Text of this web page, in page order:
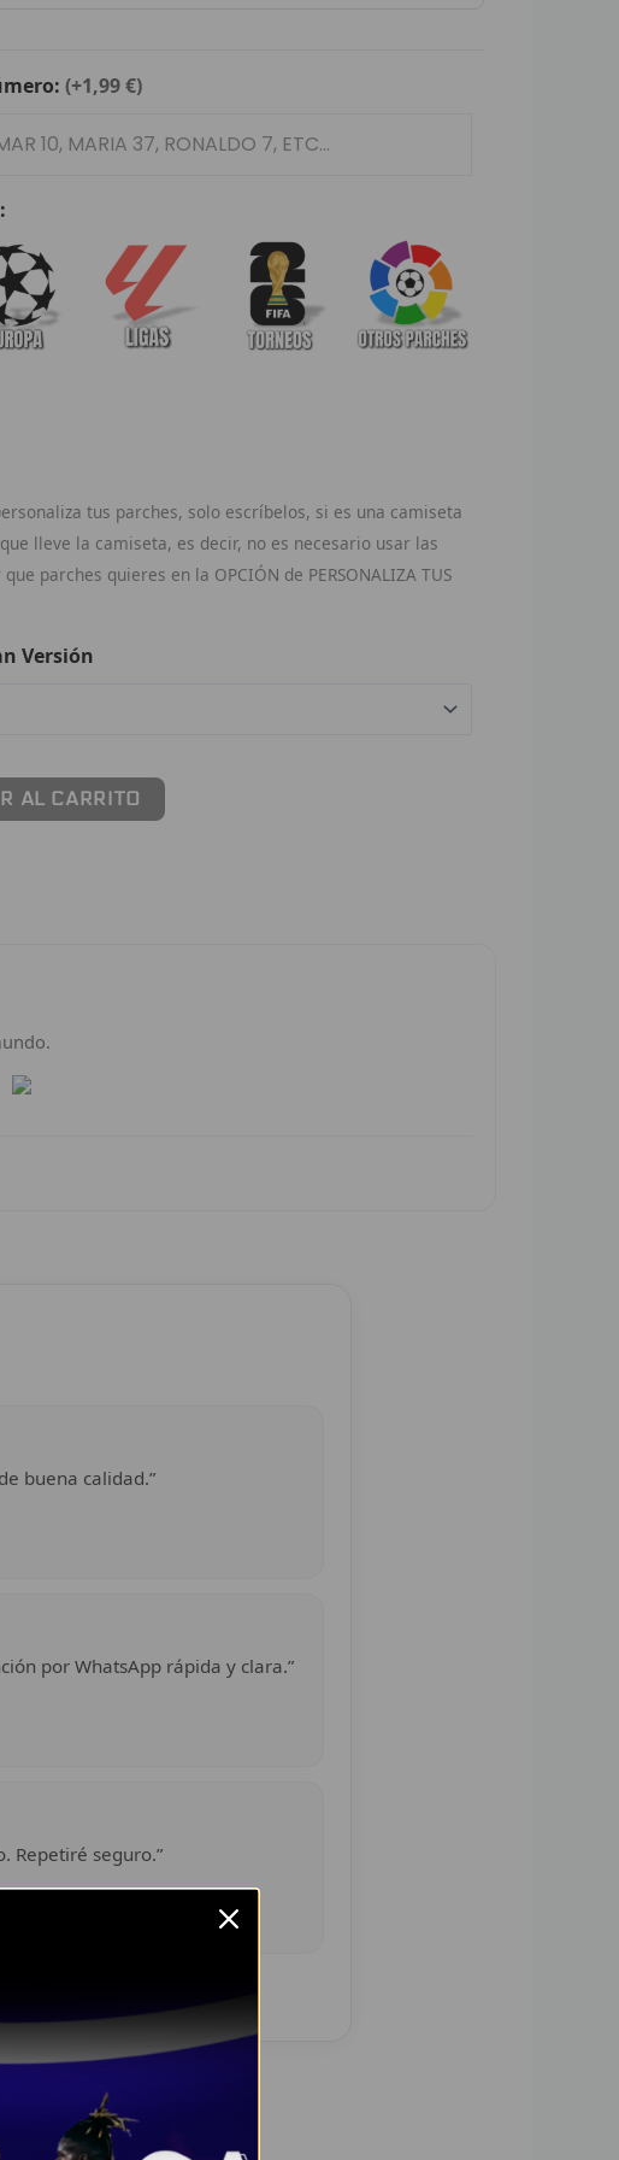
(+1,99 €)
tus parches, solo escríbelos, si es una camiseta
lleve la camiseta, es decir, no es necesario usar las
parches quieres en la OPCIÓN de PERSONALIZA TUS
Versión
AL CARRITO
buena calidad.”
por WhatsApp rápida y clara.”
Repetiré seguro.”